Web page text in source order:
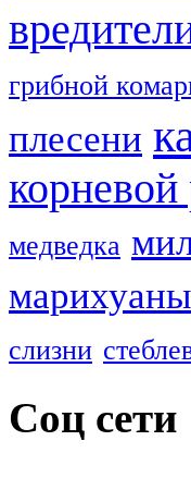
грибной
плесени
корневой
медведка
марихуаны
слизни
Соц сети